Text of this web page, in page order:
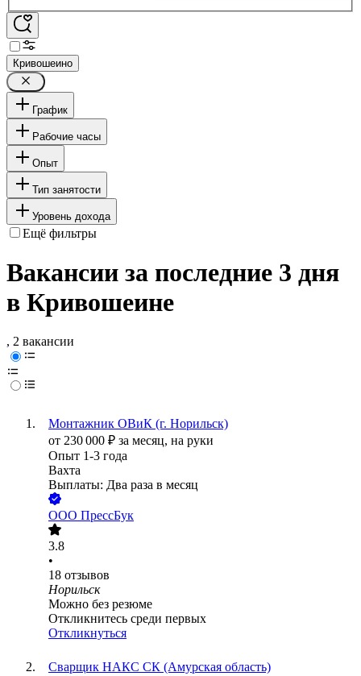
Кривошеино
График
Рабочие часы
Опыт
Тип занятости
Уровень дохода
Ещё фильтры
Вакансии за последние 3 дня
в Кривошеине
, 2 вакансии
Монтажник ОВиК (г. Норильск)
от 230 000 ₽ за месяц, на руки
Опыт 1-3 года
Вахта
Выплаты: Два раза в месяц
ООО ПрессБук
3.8
•
18 отзывов
Норильск
Можно без резюме
Откликнитесь среди первых
Откликнуться
Сварщик НАКС СК (Амурская область)